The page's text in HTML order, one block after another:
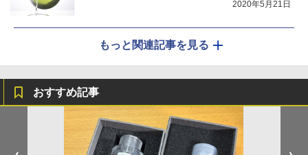
2020年5月21日
もっと関連記事を見る
おすすめ記事